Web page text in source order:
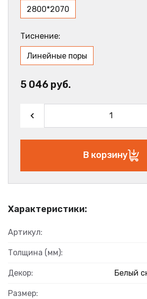
Характеристики:
Артикул:
Толщина (мм):
Декор: Белый
Размер:
2800*2070
Тиснение:
Линейные поры
5 046 руб.
В корзину